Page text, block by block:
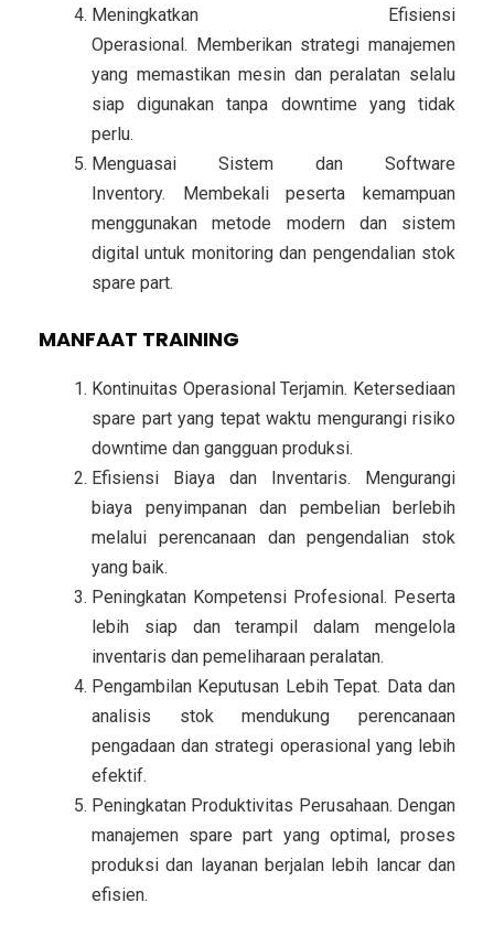
Meningkatkan Efisiensi
Operasional. Memberikan strategi manajemen
yang memastikan mesin dan peralatan selalu
siap digunakan tanpa downtime yang tidak
perlu.
Menguasai Sistem dan Software
Inventory. Membekali peserta kemampuan
menggunakan metode modern dan sistem
digital untuk monitoring dan pengendalian stok
spare part.
MANFAAT TRAINING
Kontinuitas Operasional Terjamin. Ketersediaan
spare part yang tepat waktu mengurangi risiko
downtime dan gangguan produksi.
Efisiensi Biaya dan Inventaris. Mengurangi
biaya penyimpanan dan pembelian berlebih
melalui perencanaan dan pengendalian stok
yang baik.
Peningkatan Kompetensi Profesional. Peserta
lebih siap dan terampil dalam mengelola
inventaris dan pemeliharaan peralatan.
Pengambilan Keputusan Lebih Tepat. Data dan
analisis stok mendukung perencanaan
pengadaan dan strategi operasional yang lebih
efektif.
Peningkatan Produktivitas Perusahaan. Dengan
manajemen spare part yang optimal, proses
produksi dan layanan berjalan lebih lancar dan
efisien.